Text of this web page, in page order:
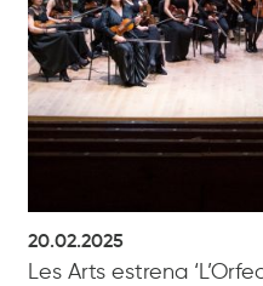
20.02.2025
Les Arts estrena